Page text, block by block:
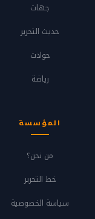
جهات
حديث التحرير
حوادث
رياضة
المؤسسة
من نحن؟
خط التحرير
سياسة الخصوصية